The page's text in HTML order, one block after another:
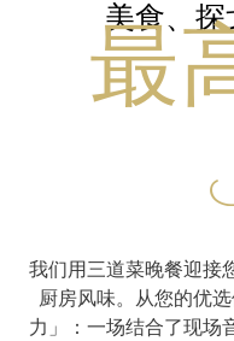
美食、
最
我们用三道菜晚餐迎接
厨房风味。从您的优
力」：一场结合了现场